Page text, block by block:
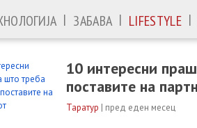
| ЗАБАВА | LIFESTYLE |
10 интересни
поставите на
Таратур | пред еден месец